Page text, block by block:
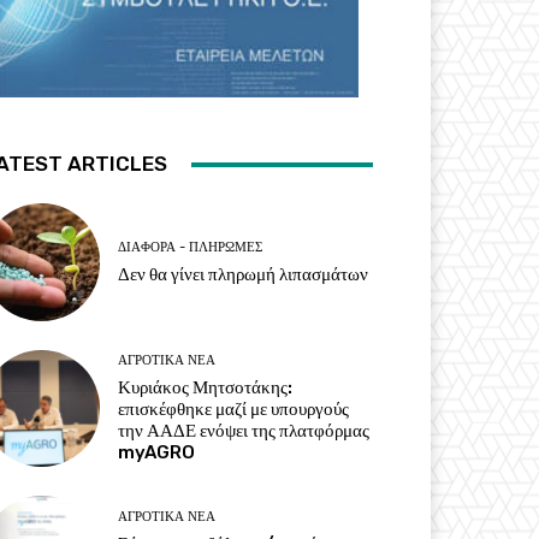
ARTICLES
ΔΙΆΦΟΡΑ - ΠΛΗΡΩΜΈΣ
Δεν θα γίνει πληρωμή λιπασμάτων
ΑΓΡΟΤΙΚΆ ΝΈΑ
Κυριάκος Μητσοτάκης:
επισκέφθηκε μαζί με υπουργούς
την ΑΑΔΕ ενόψει της πλατφόρμας
myAGRO
ΑΓΡΟΤΙΚΆ ΝΈΑ